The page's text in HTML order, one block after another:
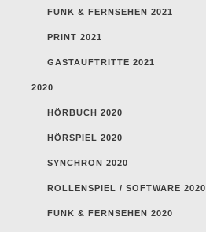
FUNK & FERNSEHEN 2021
PRINT 2021
GASTAUFTRITTE 2021
2020
HÖRBUCH 2020
HÖRSPIEL 2020
SYNCHRON 2020
ROLLENSPIEL / SOFTWARE 2020
FUNK & FERNSEHEN 2020